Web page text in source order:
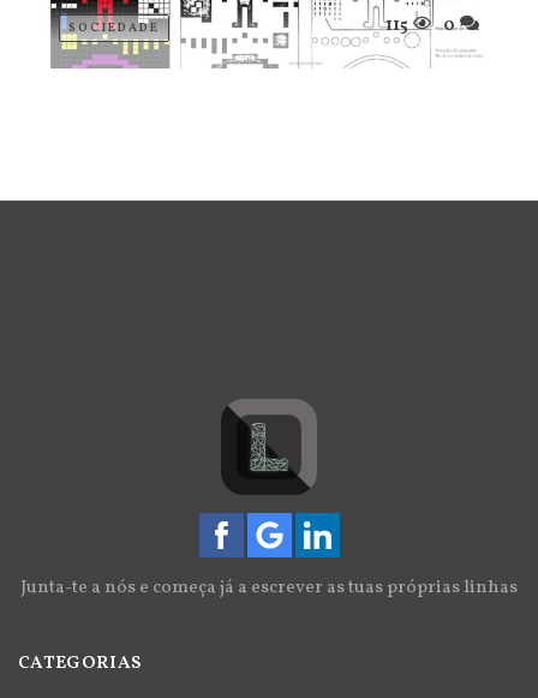
SOCIEDADE 115 0
Junta-te a nós e começa já a escrever as tuas próprias linhas
CATEGORIAS